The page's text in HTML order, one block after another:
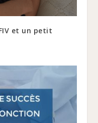
et un petit